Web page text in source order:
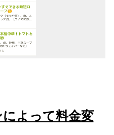
よって料金変